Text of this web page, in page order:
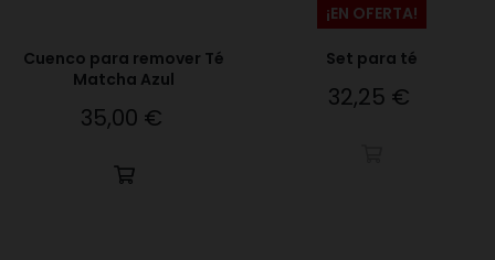
Cuenco para remover Té
Matcha Azul
Precio
35,00 €
¡EN OFERTA!
Set para té
Precio
32,25 €